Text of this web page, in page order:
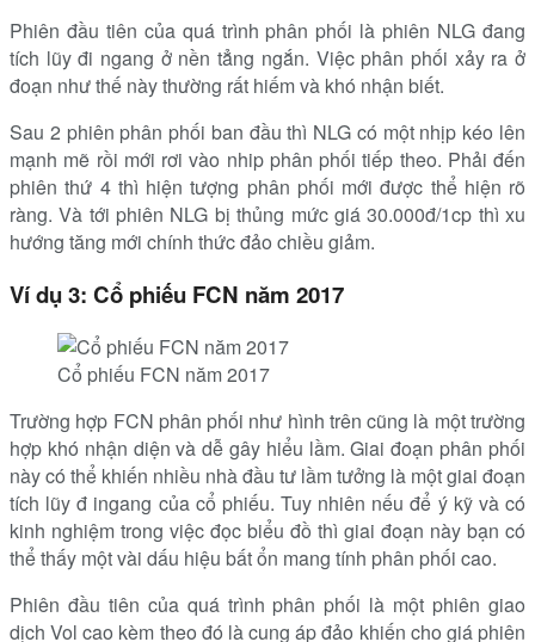
Phiên đầu tiên của quá trình phân phối là phiên NLG đang
tích lũy đi ngang ở nền tẳng ngắn. Việc phân phối xảy ra ở
đoạn như thế này thường rất hiếm và khó nhận biết.
Sau 2 phiên phân phối ban đầu thì NLG có một nhịp kéo lên
mạnh mẽ rồi mới rơi vào nhip phân phối tiếp theo. Phải đến
phiên thứ 4 thì hiện tượng phân phối mới được thể hiện rõ
ràng. Và tới phiên NLG bị thủng mức giá 30.000đ/1cp thì xu
hướng tăng mới chính thức đảo chiều giảm.
Ví dụ 3: Cổ phiếu FCN năm 2017
Cổ phiếu FCN năm 2017
Trường hợp FCN phân phối như hình trên cũng là một trường
hợp khó nhận diện và dễ gây hiểu lầm. Giai đoạn phân phối
này có thể khiến nhiều nhà đầu tư lầm tưởng là một giai đoạn
tích lũy đ ingang của cổ phiếu. Tuy nhiên nếu để ý kỹ và có
kinh nghiệm trong việc đọc biểu đồ thì giai đoạn này bạn có
thể thấy một vài dấu hiệu bất ổn mang tính phân phối cao.
Phiên đầu tiên của quá trình phân phối là một phiên giao
dịch Vol cao kèm theo đó là cung áp đảo khiến cho giá phiên